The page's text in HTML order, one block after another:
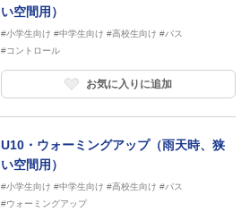
い空間用）
#小学生向け #中学生向け #高校生向け #パス
#コントロール
お気に入りに追加
U10・ウォーミングアップ（雨天時、狭
い空間用）
#小学生向け #中学生向け #高校生向け #パス
#ウォーミングアップ